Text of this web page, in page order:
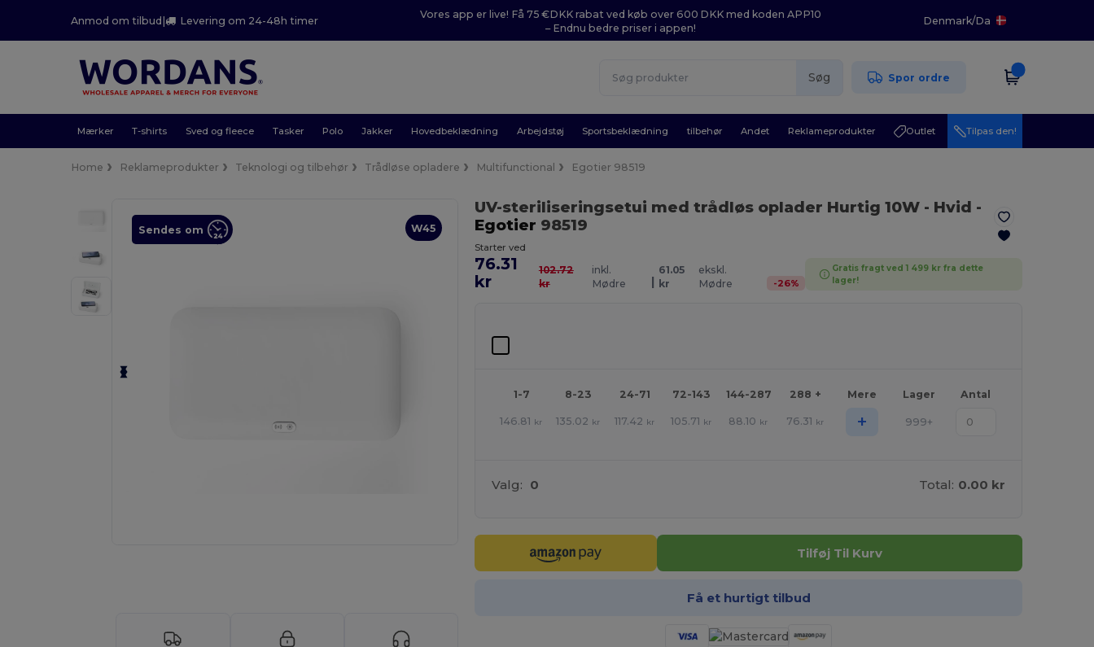
Anmod om tilbud| Levering om 24-48h timer
Vores app er live! Få 75 €DKK rabat ved køb over 600 DKK med koden APP10
– Endnu bedre priser i appen!
Denmark/Da
Søg Spor ordre
Mærker T-shirts Sved og fleece Tasker Polo Jakker Hovedbeklædning Arbejdstøj Sportsbeklædning tilbehør Andet Reklameprodukter Outlet Tilpas den!
Home Reklameprodukter Teknologi og tilbehør Trådløse opladere Multifunctional Egotier 98519
W45
Sendes om
UV-steriliseringsetui med trådløs oplader Hurtig 10W - Hvid -
Egotier 98519
Starter ved
76.31
kr
102.72
kr
inkl.
Mødre
|
61.05
kr
ekskl.
Mødre
-26%
Gratis fragt ved 1 499 kr fra dette
lager!
1-7 8-23 24-71 72-143 144-287 288 + Mere Lager Antal
146.81 kr 135.02 kr 117.42 kr 105.71 kr 88.10 kr 76.31 kr + 999+
Valg: 0 Total: 0.00 kr
Tilføj Til Kurv
Få et hurtigt tilbud